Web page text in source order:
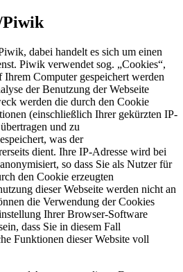
Piwik
dabei handelt es sich um einen
Piwik verwendet sog. „Cookies“,
Ihrem Computer gespeichert werden
der Benutzung der Webseite
werden die durch den Cookie
(einschließlich Ihrer gekürzten IP-
und zu
was der
dient. Ihre IP-Adresse wird bei
so dass Sie als Nutzer für
den Cookie erzeugten
dieser Webseite werden nicht an
die Verwendung der Cookies
Ihrer Browser-Software
dass Sie in diesem Fall
Funktionen dieser Website voll